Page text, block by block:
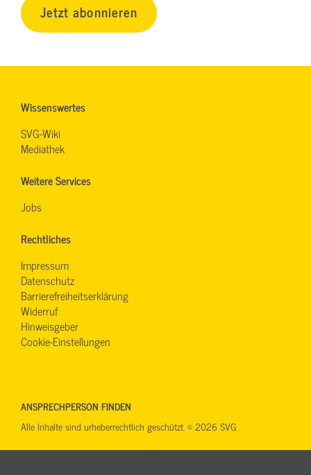
Jetzt abonnieren
Wissenswertes
SVG-Wiki
Mediathek
Weitere Services
Jobs
Rechtliches
Impressum
Datenschutz
Barrierefreiheitserklärung
Widerruf
Hinweisgeber
Cookie-Einstellungen
ANSPRECHPERSON FINDEN
Alle Inhalte sind urheberrechtlich geschützt. © 2026 SVG